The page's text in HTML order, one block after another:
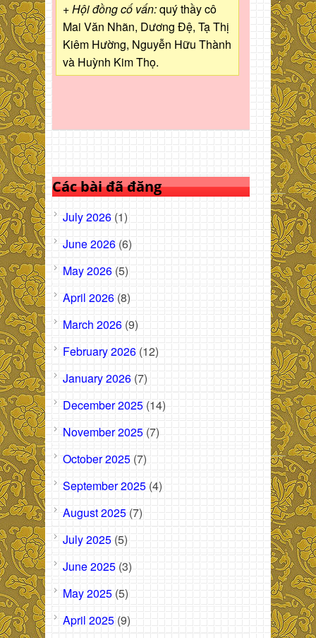
+ Hội đồng cố vấn:quý thầy cô
Mai Văn Nhãn, Dương Đệ, Tạ Thị
Kiêm Hường, Nguyễn Hữu Thành
và Huỳnh Kim Thọ.
Các bài đã đăng
July 2026 (1)
June 2026 (6)
May 2026 (5)
April 2026 (8)
March 2026 (9)
February 2026 (12)
January 2026 (7)
December 2025 (14)
November 2025 (7)
October 2025 (7)
September 2025 (4)
August 2025 (7)
July 2025 (5)
June 2025 (3)
May 2025 (5)
April 2025 (9)